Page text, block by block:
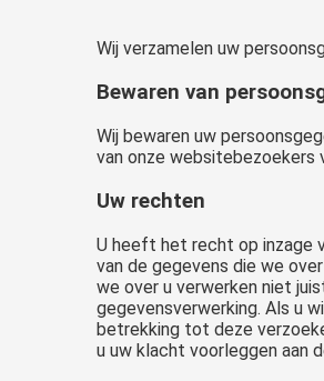
Wij verzamelen uw
Bewaren van
Wij bewaren uw
van onze websitebezoekers
Uw rechten
U heeft het recht op inzage
van de gegevens die we
we over u verwerken niet
gegevensverwerking. Als u
betrekking tot deze
u uw klacht voorleggen aan